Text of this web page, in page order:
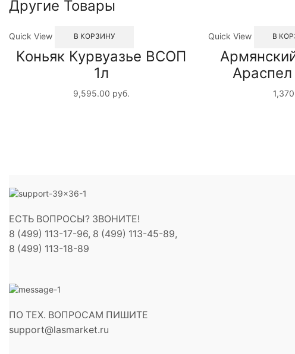
Другие Товары
Quick View В КОРЗИНУ
Коньяк Курвуазье ВСОП
1л
9,595.00 руб.
Quick View В
ЕСТЬ ВОПРОСЫ? ЗВОНИТЕ!
8 (499) 113-17-96, 8 (499) 113-45-89,
8 (499) 113-18-89
ПО ТЕХ. ВОПРОСАМ ПИШИТЕ
support@lasmarket.ru